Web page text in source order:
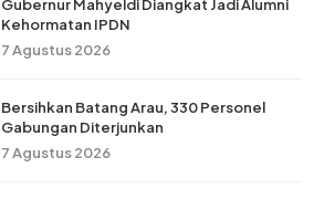
Gubernur Mahyeldi Diangkat Jadi Alumni
Kehormatan IPDN
7 Agustus 2026
Bersihkan Batang Arau, 330 Personel
Gabungan Diterjunkan
7 Agustus 2026